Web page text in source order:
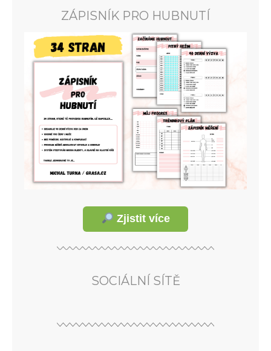
ZÁPISNÍK PRO HUBNUTÍ
Zjistit více
SOCIÁLNÍ SÍTĚ